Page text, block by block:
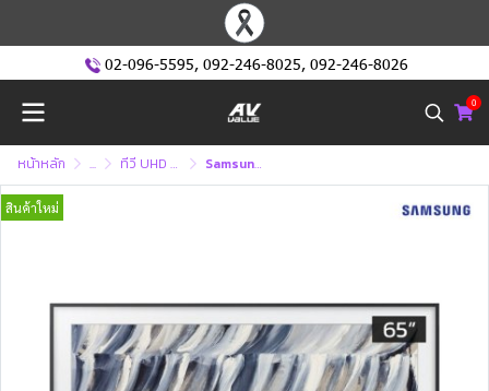
02-096-5595, 092-246-8025, 092-246-8026
0
หน้าหลัก ... ทีวี UHD หรือ ทีวี 4K (Ultra High Defination ) Samsung The Frame QLED 4K TV รุ่น QA65LS03HEKXXT ทีวีขนาด 65 นิ้ว LS03 Series ( 65LS03H , 65LS03 , LS03H ) (Samsung TV)
สินค้าใหม่